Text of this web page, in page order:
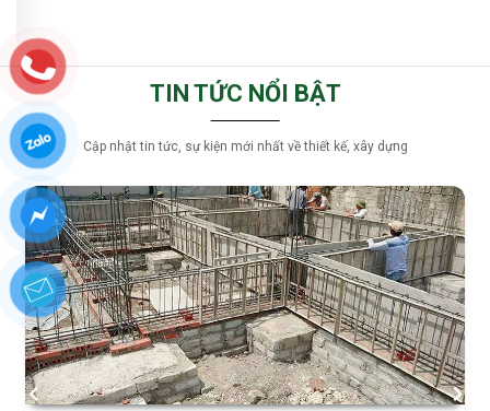
TIN TỨC NỔI BẬT
Cập nhật tin tức, sự kiện mới nhất về thiết kế, xây dựng